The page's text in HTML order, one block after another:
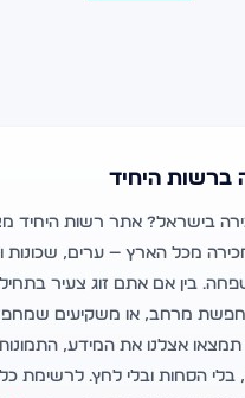
ברשות היחיד
בישראל? אתר רשות היחיד
מכל הארץ — ערים, שכונות
בין אם אתם זוג צעיר
מרחב, או משקיעים
אצלנו את המידע, התמונות
הסחות ובלי לחץ. לרשימת כל